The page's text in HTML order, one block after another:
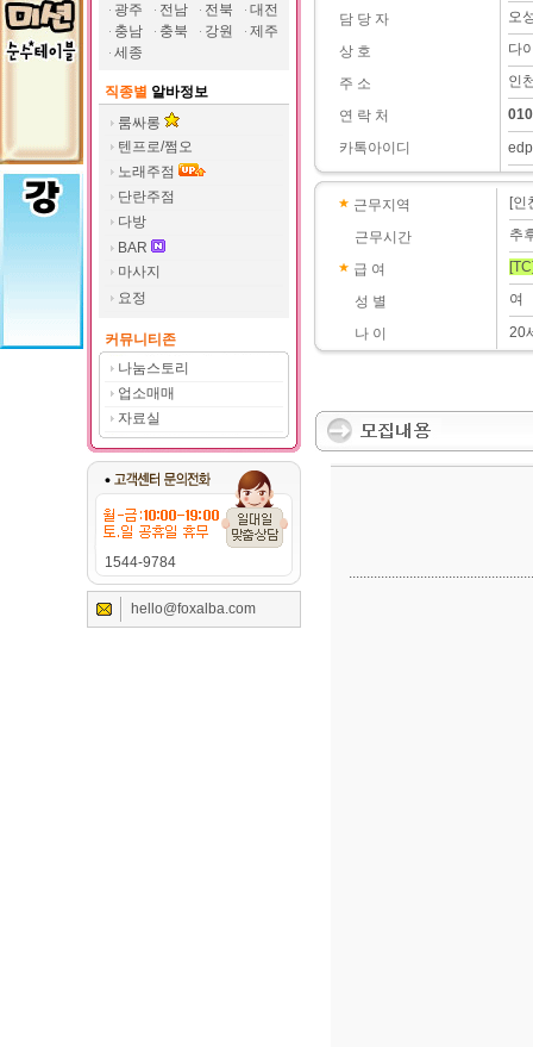
광주
전남 전북
대전
충남
충북 강원
제주
세종
직종별 알바정보
룸싸롱
텐프로/쩜오
노래주점
단란주점
다방
BAR
마사지
요정
커뮤니티존
나눔스토리
업소매매
자료실
1544-9784
hello@foxalba.com
담 당 자
상 호
주 소
연 락 처
카톡아이디
오
다
인
근무지역
근무시간
급 여
성 별
나 이
[인
추
여
20